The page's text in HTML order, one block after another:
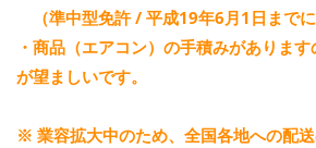
（準中型免許 / 平成19年6月1日までに
・商品（エアコン）の手積みがありま
が望ましいです。
※ 業容拡大中のため、全国各地への配